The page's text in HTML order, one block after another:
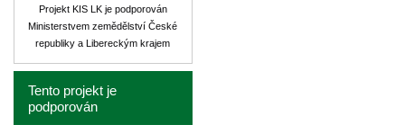
Projekt KIS LK je podporován
Ministerstvem zemědělství České
republiky a Libereckým krajem
Tento projekt je
podporován